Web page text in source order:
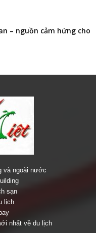
– nguồn cảm hứng cho
và ngoài nước
sạn
lịch
nhất về du lịch